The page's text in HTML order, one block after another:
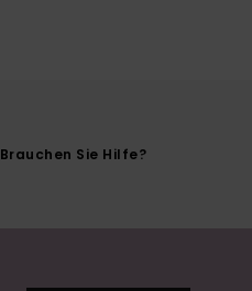
Brauchen Sie Hilfe?